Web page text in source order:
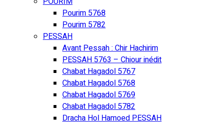
Pourim 5768
Pourim 5782
PESSAH
Avant Pessah : Chir Hachirim
PESSAH 5763 – Chiour inédit
Chabat Hagadol 5767
Chabat Hagadol 5768
Chabat Hagadol 5769
Chabat Hagadol 5782
Dracha Hol Hamoed PESSAH